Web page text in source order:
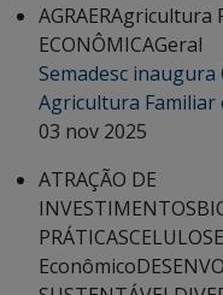
AGRAERAgricultura
ECONÔMICAGeral
Semadesc inaugura
Agricultura Familiar
03 nov 2025
ATRAÇÃO DE
INVESTIMENTOS
PRÁTICASCELULOSE
Econômico